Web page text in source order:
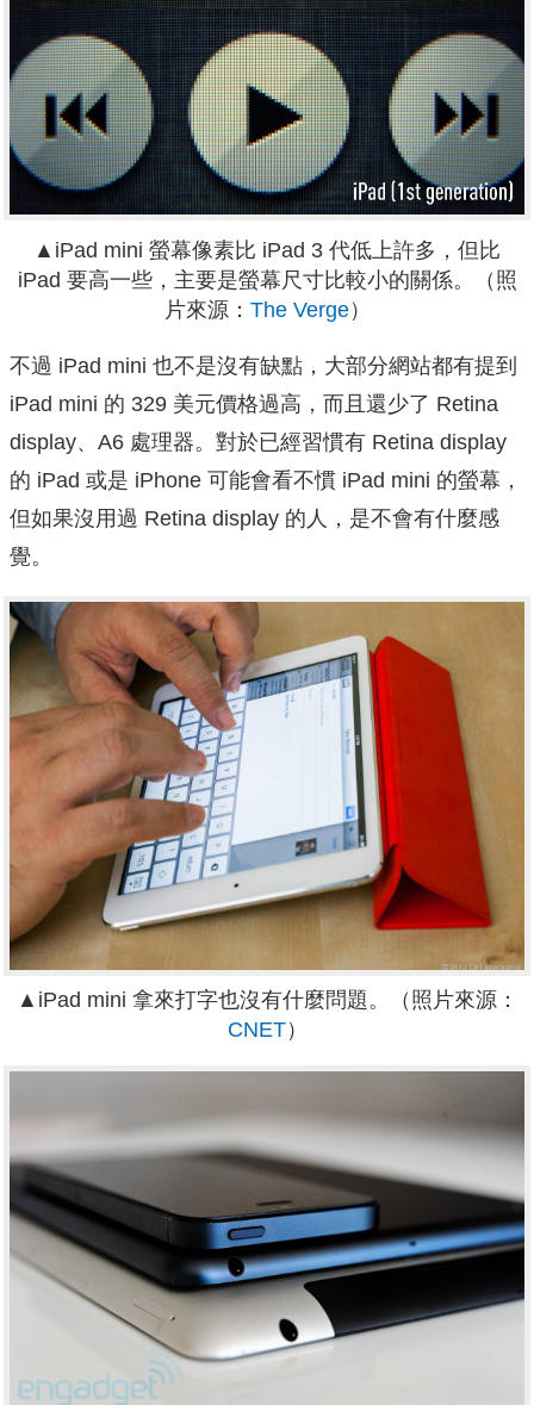
▲iPad mini 螢幕像素比 iPad 3 代低上許多，但比
iPad 要高一些，主要是螢幕尺寸比較小的關係。（照
片來源： The Verge）
不過 iPad mini 也不是沒有缺點，大部分網站都有提到
iPad mini 的 329 美元價格過高，而且還少了 Retina
display、A6 處理器。對於已經習慣有 Retina display
的 iPad 或是 iPhone 可能會看不慣 iPad mini 的螢幕，
但如果沒用過 Retina display 的人，是不會有什麼感
覺。
▲iPad mini 拿來打字也沒有什麼問題。（照片來源：
CNET）